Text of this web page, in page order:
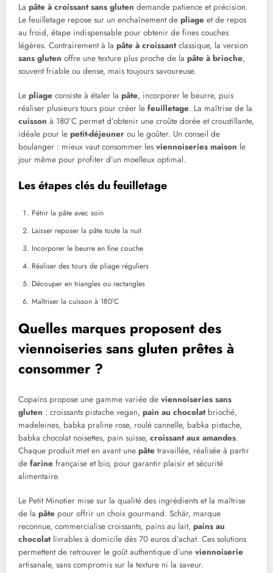
La pâte à croissant sans gluten demande patience et précision.
Le feuilletage repose sur un enchaînement de pliage et de repos
au froid, étape indispensable pour obtenir de fines couches
légères. Contrairement à la pâte à croissantclassique, la version
sans gluten offre une texture plus proche de la pâte à brioche,
souvent friable ou dense, mais toujours savoureuse.
Le pliage consiste à étaler la pâte, incorporer le beurre, puis
réaliser plusieurs tours pour créer le feuilletage. La maîtrise de la
cuisson à 180°C permet d’obtenir une croûte dorée et croustillante,
idéale pour le petit-déjeuner ou le goûter. Un conseil de
boulanger : mieux vaut consommer les viennoiseries maison le
jour même pour profiter d’un moelleux optimal.
Les étapes clés du feuilletage
Pétrir la pâte avec soin
Laisser reposer la pâte toute la nuit
Incorporer le beurre en fine couche
Réaliser des tours de pliage réguliers
Découper en triangles ou rectangles
Maîtriser la cuisson à 180°C
Quelles marques proposent des
viennoiseries sans gluten prêtes à
consommer ?
Copains propose une gamme variée de viennoiseries sans
gluten : croissants pistache vegan, pain au chocolatbrioché,
madeleines, babka praline rose, roulé cannelle, babka pistache,
babka chocolat noisettes, pain suisse, croissant aux amandes.
Chaque produit met en avant une pâte travaillée, réalisée à partir
de farine française et bio, pour garantir plaisir et sécurité
alimentaire.
Le Petit Minotier mise sur la qualité des ingrédients et la maîtrise
de la pâte pour offrir un choix gourmand. Schär, marque
reconnue, commercialise croissants, pains au lait, pains au
chocolatlivrables à domicile dès 70 euros d’achat. Ces solutions
permettent de retrouver le goût authentique d’une viennoiserie
artisanale, sans compromis sur la texture ni la saveur.